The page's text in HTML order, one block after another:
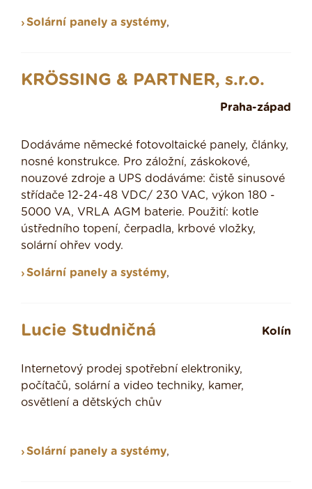
Solární panely a systémy,
KRÖSSING & PARTNER, s.r.o.
Praha-západ
Dodáváme německé fotovoltaické panely, články,
nosné konstrukce. Pro záložní, záskokové,
nouzové zdroje a UPS dodáváme: čistě sinusové
střídače 12-24-48 VDC/ 230 VAC, výkon 180 -
5000 VA, VRLA AGM baterie. Použití: kotle
ústředního topení, čerpadla, krbové vložky,
solární ohřev vody.
Solární panely a systémy,
Lucie Studničná Kolín
Internetový prodej spotřební elektroniky,
počítačů, solární a video techniky, kamer,
osvětlení a dětských chův
Solární panely a systémy,